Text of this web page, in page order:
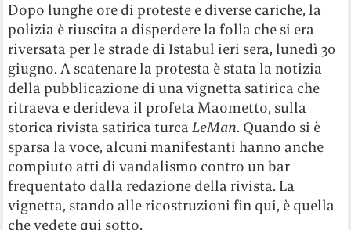
Dopo lunghe ore di proteste e diverse cariche, la
polizia è riuscita a disperdere la folla che si era
riversata per le strade di Istabul ieri sera, lunedì 30
giugno. A scatenare la protesta è stata la notizia
della pubblicazione di una vignetta satirica che
ritraeva e derideva il profeta Maometto, sulla
storica rivista satirica turcaLeMan. Quando si è
sparsa la voce, alcuni manifestanti hanno anche
compiuto atti di vandalismo contro un bar
frequentato dalla redazione della rivista. La
vignetta, stando alle ricostruzioni fin qui, è quella
che vedete qui sotto.